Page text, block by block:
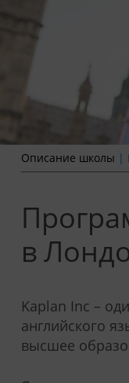
Описание школы |
в
Kaplan Inc –
английского
высшее